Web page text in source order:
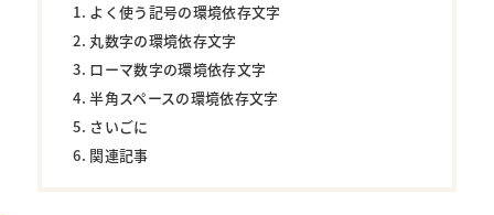
よく使う記号の環境依存文字
丸数字の環境依存文字
ローマ数字の環境依存文字
半角スペースの環境依存文字
さいごに
関連記事